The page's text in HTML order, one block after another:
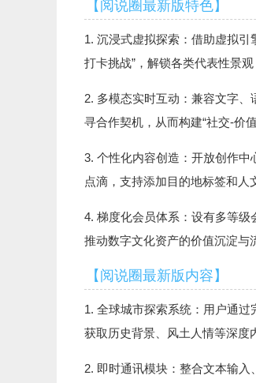
【阅说圈最新版特色】
1. 沉浸式虚拟探索：借助虚拟
打卡挑战”，解锁各类代表性景
2. 多模态实时互动：兼容文字
寻合作契机，从而构建“社交-价
3. 个性化内容创造：开放创作
点滴，支持添加目的地标签和人
4. 梯度化会员体系：设有多等级
推动数字文化资产的价值沉淀与
【阅说圈最新版内容】
1. 全球城市探索系统：用户通
获取历史背景、风土人情等深度
2. 即时通讯模块：整合文本输